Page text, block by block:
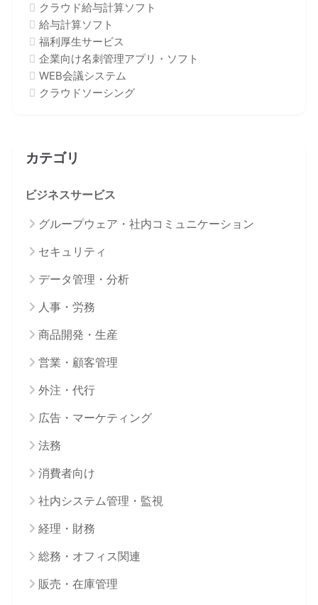
クラウド給与計算ソフト
給与計算ソフト
福利厚生サービス
企業向け名刺管理アプリ・ソフト
WEB会議システム
クラウドソーシング
カテゴリ
ビジネスサービス
グループウェア・社内コミュニケーション
セキュリティ
データ管理・分析
人事・労務
商品開発・生産
営業・顧客管理
外注・代行
広告・マーケティング
法務
消費者向け
社内システム管理・監視
経理・財務
総務・オフィス関連
販売・在庫管理